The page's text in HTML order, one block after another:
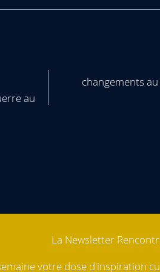
au
changements
La Newsletter
votre dose d'inspiration